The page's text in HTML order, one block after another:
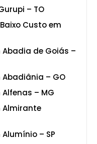
– TO
Custo em
de Goiás –
– GO
– MG
Almirante
– SP